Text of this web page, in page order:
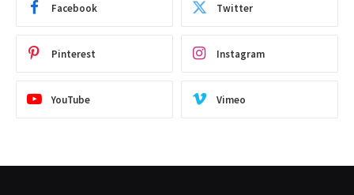
Facebook Twitter
Pinterest Instagram
YouTube Vimeo